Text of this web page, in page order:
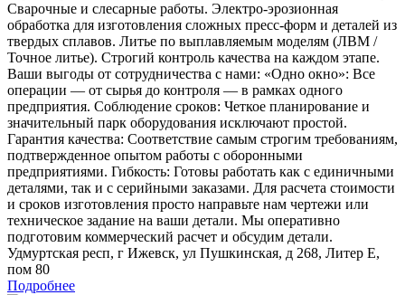
Сварочные и слесарные работы. Электро-эрозионная
обработка для изготовления сложных пресс-форм и деталей из
твердых сплавов. Литье по выплавляемым моделям (ЛВМ /
Точное литье). Строгий контроль качества на каждом этапе.
Ваши выгоды от сотрудничества с нами: «Одно окно»: Все
операции — от сырья до контроля — в рамках одного
предприятия. Соблюдение сроков: Четкое планирование и
значительный парк оборудования исключают простой.
Гарантия качества: Соответствие самым строгим требованиям,
подтвержденное опытом работы с оборонными
предприятиями. Гибкость: Готовы работать как с единичными
деталями, так и с серийными заказами. Для расчета стоимости
и сроков изготовления просто направьте нам чертежи или
техническое задание на ваши детали. Мы оперативно
подготовим коммерческий расчет и обсудим детали.
Удмуртская респ, г Ижевск, ул Пушкинская, д 268, Литер Е,
пом 80
Подробнее